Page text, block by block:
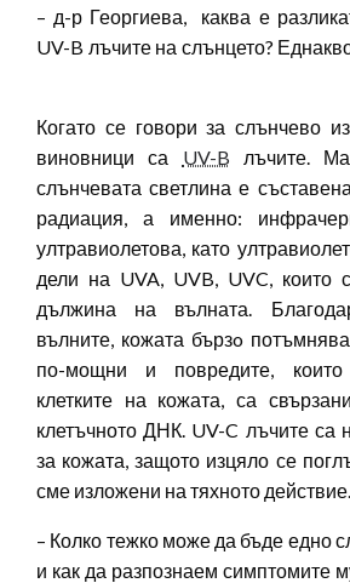
– д-р Георгиева, каква е
UV-B лъчите на слънцето?
Когато се говори за слънчево
виновници са UV-B лъчите.
слънчевата светлина е
радиация, а именно:
ултравиолетова, като
дели на UVA, UVB, UVC, които
дължина на вълната.
вълните, кожата бързo
по-мощни и повредите,
клетките на кожата, са
клетъчното ДНК. UV-C лъчите са
за кожата, защото изцяло се
сме изложени на тяхното действие.
– Колко тежко може да бъде едно
и как да разпознаем симптомите